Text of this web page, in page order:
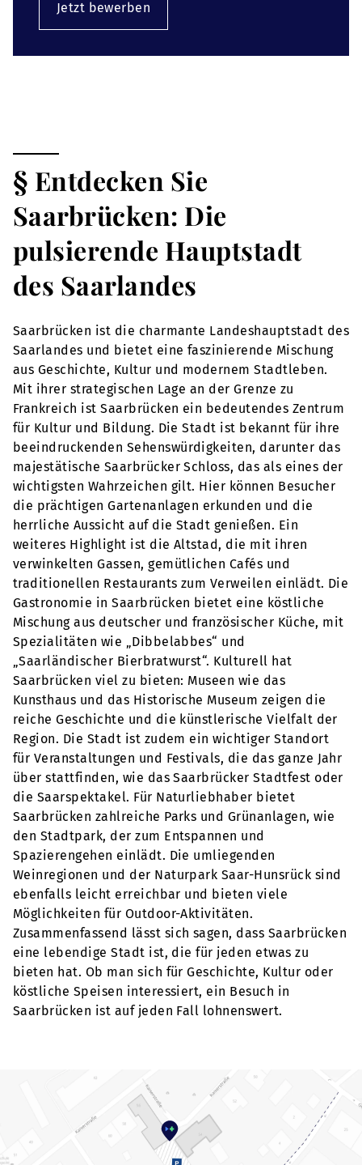
Jetzt bewerben
§ Entdecken Sie
Saarbrücken: Die
pulsierende Hauptstadt
des Saarlandes
Saarbrücken ist die charmante Landeshauptstadt des
Saarlandes und bietet eine faszinierende Mischung
aus Geschichte, Kultur und modernem Stadtleben.
Mit ihrer strategischen Lage an der Grenze zu
Frankreich ist Saarbrücken ein bedeutendes Zentrum
für Kultur und Bildung. Die Stadt ist bekannt für ihre
beeindruckenden Sehenswürdigkeiten, darunter das
majestätische Saarbrücker Schloss, das als eines der
wichtigsten Wahrzeichen gilt. Hier können Besucher
die prächtigen Gartenanlagen erkunden und die
herrliche Aussicht auf die Stadt genießen. Ein
weiteres Highlight ist die Altstad, die mit ihren
verwinkelten Gassen, gemütlichen Cafés und
traditionellen Restaurants zum Verweilen einlädt. Die
Gastronomie in Saarbrücken bietet eine köstliche
Mischung aus deutscher und französischer Küche, mit
Spezialitäten wie „Dibbelabbes“ und
„Saarländischer Bierbratwurst“. Kulturell hat
Saarbrücken viel zu bieten: Museen wie das
Kunsthaus und das Historische Museum zeigen die
reiche Geschichte und die künstlerische Vielfalt der
Region. Die Stadt ist zudem ein wichtiger Standort
für Veranstaltungen und Festivals, die das ganze Jahr
über stattfinden, wie das Saarbrücker Stadtfest oder
die Saarspektakel. Für Naturliebhaber bietet
Saarbrücken zahlreiche Parks und Grünanlagen, wie
den Stadtpark, der zum Entspannen und
Spazierengehen einlädt. Die umliegenden
Weinregionen und der Naturpark Saar-Hunsrück sind
ebenfalls leicht erreichbar und bieten viele
Möglichkeiten für Outdoor-Aktivitäten.
Zusammenfassend lässt sich sagen, dass Saarbrücken
eine lebendige Stadt ist, die für jeden etwas zu
bieten hat. Ob man sich für Geschichte, Kultur oder
köstliche Speisen interessiert, ein Besuch in
Saarbrücken ist auf jeden Fall lohnenswert.